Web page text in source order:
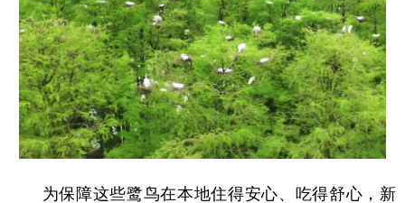
为保障这些鹭鸟在本地住得安心、吃得舒心，新